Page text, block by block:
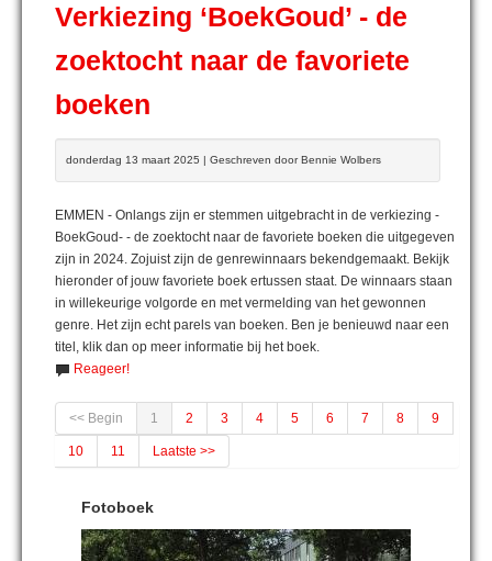
Verkiezing ‘BoekGoud’ - de
zoektocht naar de favoriete
boeken
donderdag 13 maart 2025 | Geschreven door Bennie Wolbers
EMMEN - Onlangs zijn er stemmen uitgebracht in de verkiezing -
BoekGoud- - de zoektocht naar de favoriete boeken die uitgegeven
zijn in 2024. Zojuist zijn de genrewinnaars bekendgemaakt. Bekijk
hieronder of jouw favoriete boek ertussen staat. De winnaars staan
in willekeurige volgorde en met vermelding van het gewonnen
genre. Het zijn echt parels van boeken. Ben je benieuwd naar een
titel, klik dan op meer informatie bij het boek.
Reageer!
<< Begin 1 2 3 4 5 6 7 8 9
10 11 Laatste >>
Fotoboek